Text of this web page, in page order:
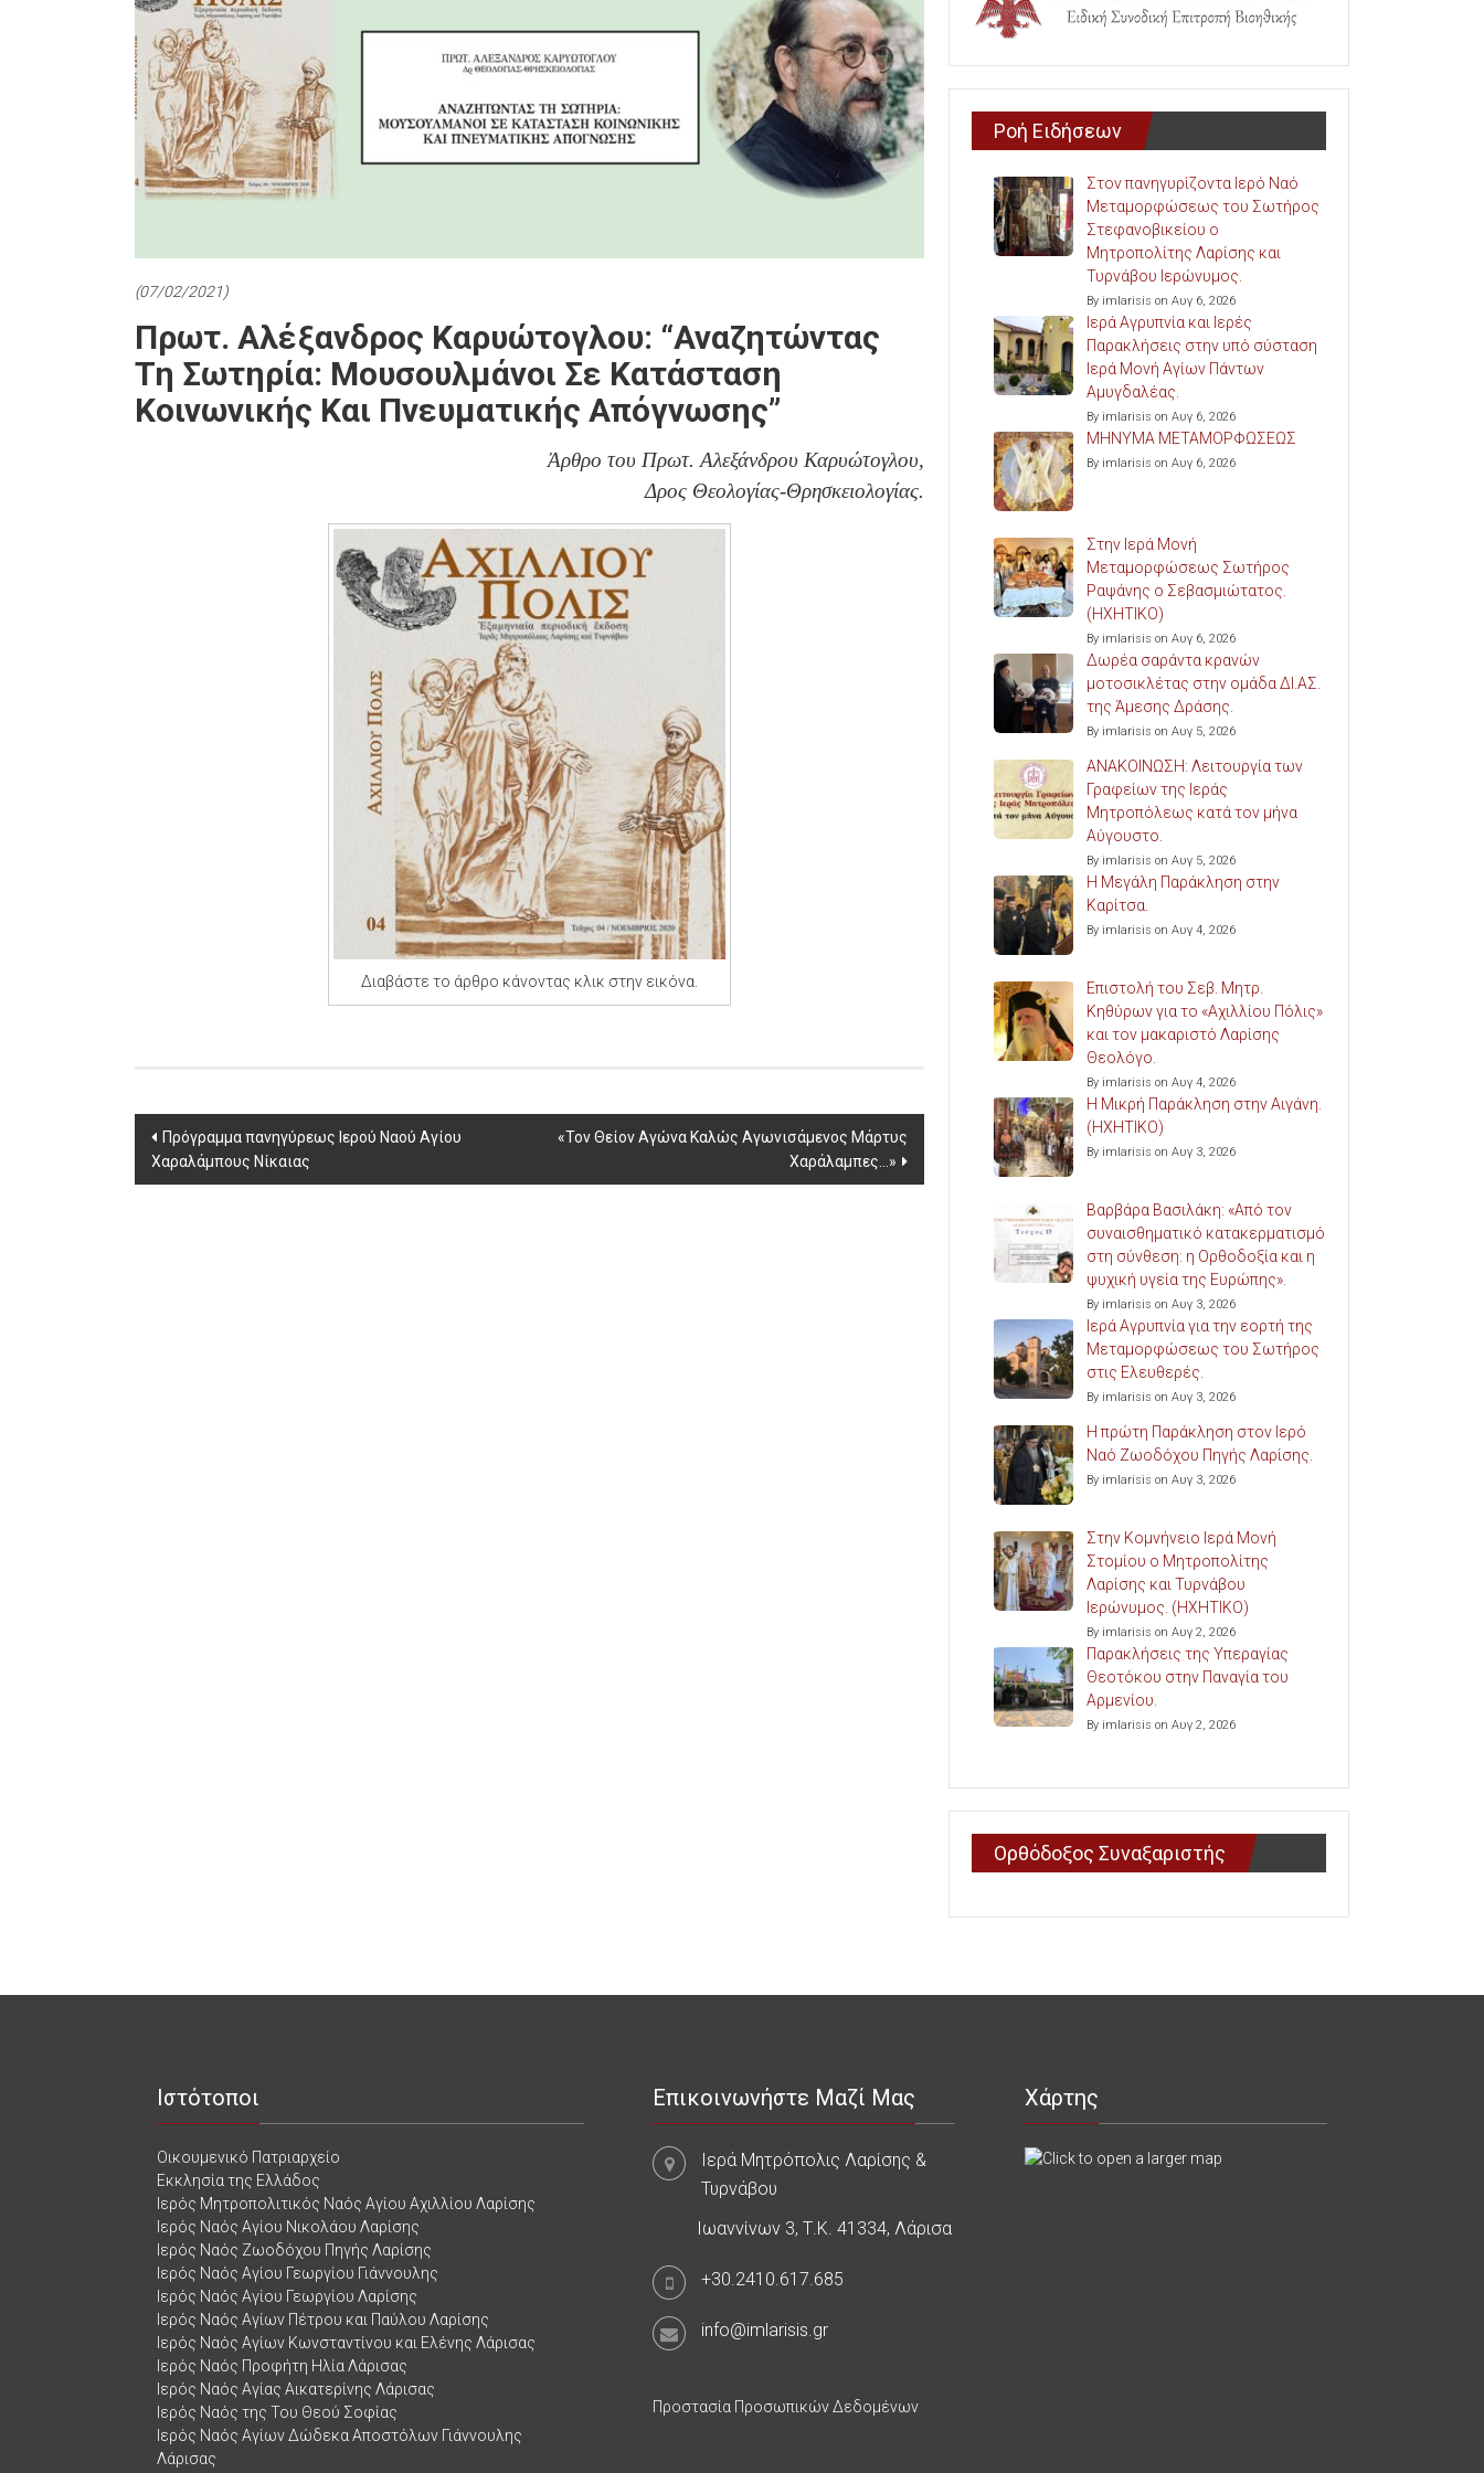
(07/02/2021)
Πρωτ. Αλέξανδρος Καρυώτογλου: “Αναζητώντας
Τη Σωτηρία: Μουσουλμάνοι Σε Κατάσταση
Κοινωνικής Και Πνευματικής Απόγνωσης”
Ἀρθρο του Πρωτ. Αλεξάνδρου Καρυώτογλου,
Δρος Θεολογίας-Θρησκειολογίας.
Διαβάστε το άρθρο κάνοντας κλικ στην εικόνα.
Post
navigation
Πρόγραμμα πανηγύρεως Ιερού Ναού Αγίου
Χαραλάμπους Νίκαιας
«Τον Θείον Αγώνα Καλώς Αγωνισάμενος Μάρτυς
Χαράλαμπες…»
Ροή Ειδήσεων
Στον πανηγυρίζοντα Ιερό Ναό
Μεταμορφώσεως του Σωτήρος
Στεφανοβικείου ο
Μητροπολίτης Λαρίσης και
Τυρνάβου Ιερώνυμος.
By imlarisis on Αυγ 6, 2026
Ιερά Αγρυπνία και Ιερές
Παρακλήσεις στην υπό σύσταση
Ιερά Μονή Αγίων Πάντων
Αμυγδαλέας.
By imlarisis on Αυγ 6, 2026
ΜΗΝΥΜΑ ΜΕΤΑΜΟΡΦΩΣΕΩΣ
By imlarisis on Αυγ 6, 2026
Στην Ιερά Μονή
Μεταμορφώσεως Σωτήρος
Ραψάνης ο Σεβασμιώτατος.
(ΗΧΗΤΙΚΟ)
By imlarisis on Αυγ 6, 2026
Δωρέα σαράντα κρανών
μοτοσικλέτας στην ομάδα ΔΙ.ΑΣ.
της Άμεσης Δράσης.
By imlarisis on Αυγ 5, 2026
ΑΝΑΚΟΙΝΩΣΗ: Λειτουργία των
Γραφείων της Ιεράς
Μητροπόλεως κατά τον μήνα
Αύγουστο.
By imlarisis on Αυγ 5, 2026
Η Μεγάλη Παράκληση στην
Καρίτσα.
By imlarisis on Αυγ 4, 2026
Επιστολή του Σεβ. Μητρ.
Κηθύρων για το «Αχιλλίου Πόλις»
και τον μακαριστό Λαρίσης
Θεολόγο.
By imlarisis on Αυγ 4, 2026
Η Μικρή Παράκληση στην Αιγάνη.
(ΗΧΗΤΙΚΟ)
By imlarisis on Αυγ 3, 2026
Βαρβάρα Βασιλάκη: «Από τον
συναισθηματικό κατακερματισμό
στη σύνθεση: η Ορθοδοξία και η
ψυχική υγεία της Ευρώπης».
By imlarisis on Αυγ 3, 2026
Ιερά Αγρυπνία για την εορτή της
Μεταμορφώσεως του Σωτήρος
στις Ελευθερές.
By imlarisis on Αυγ 3, 2026
Η πρώτη Παράκληση στον Ιερό
Ναό Ζωοδόχου Πηγής Λαρίσης.
By imlarisis on Αυγ 3, 2026
Στην Κομνήνειο Ιερά Μονή
Στομίου ο Μητροπολίτης
Λαρίσης και Τυρνάβου
Ιερώνυμος. (ΗΧΗΤΙΚΟ)
By imlarisis on Αυγ 2, 2026
Παρακλήσεις της Υπεραγίας
Θεοτόκου στην Παναγία του
Αρμενίου.
By imlarisis on Αυγ 2, 2026
Ορθόδοξος Συναξαριστής
Ιστότοποι
Οικουμενικό Πατριαρχείο
Εκκλησία της Ελλάδος
Ιερός Μητροπολιτικός Ναός Αγίου Αχιλλίου Λαρίσης
Ιερός Ναός Αγίου Νικολάου Λαρίσης
Ιερός Ναός Ζωοδόχου Πηγής Λαρίσης
Ιερός Ναός Αγίου Γεωργίου Γιάννουλης
Ιερός Ναός Αγίου Γεωργίου Λαρίσης
Ιερός Ναός Αγίων Πέτρου και Παύλου Λαρίσης
Ιερός Ναός Αγίων Κωνσταντίνου και Ελένης Λάρισας
Ιερός Ναός Προφήτη Ηλία Λάρισας
Ιερός Ναός Αγίας Αικατερίνης Λάρισας
Ιερός Ναός της Του Θεού Σοφίας
Ιερός Ναός Αγίων Δώδεκα Αποστόλων Γιάννουλης
Λάρισας
Επικοινωνήστε Μαζί Μας
Ιερά Μητρόπολις Λαρίσης &
Τυρνάβου
Ιωαννίνων 3, Τ.Κ. 41334, Λάρισα
+30.2410.617.685
info@imlarisis.gr
Προστασία Προσωπικών Δεδομένων
Χάρτης